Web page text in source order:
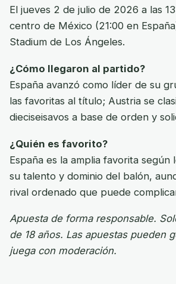
El jueves 2 de julio de 2026 a las
centro de México (21:00 en
Stadium de Los Ángeles.
¿Cómo llegaron al partido?
España avanzó como líder de su
las favoritas al título; Austria se
dieciseisavos a base de orden y
¿Quién es favorito?
España es la amplia favorita según
su talento y dominio del balón,
rival ordenado que puede
Apuesta de forma responsable.
de 18 años. Las apuestas pueden
juega con moderación.